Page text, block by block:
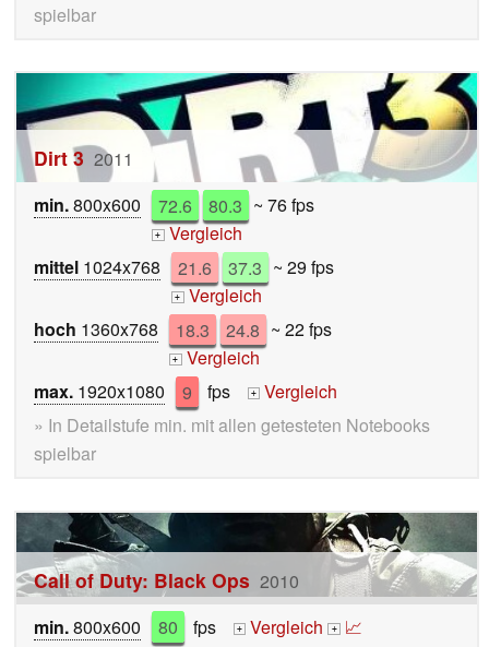
spielbar
Dirt 3 2011
min.800x600 72.6 80.3 ~ 76 fps
+ Vergleich
mittel 1024x768 21.6 37.3 ~ 29 fps
+ Vergleich
hoch 1360x768 18.3 24.8 ~ 22 fps
+ Vergleich
max. 1920x1080 9 fps +
Vergleich
» In Detailstufe min. mit allen getesteten Notebooks
spielbar
Call of Duty: Black Ops 2010
min.800x600 80 fps + Vergleich + 📈